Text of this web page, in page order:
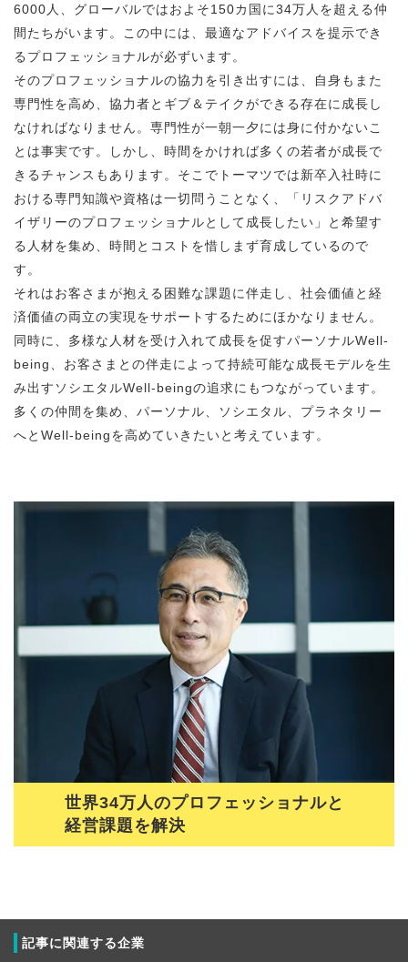
6000人、グローバルではおよそ150カ国に34万人を超える仲
間たちがいます。この中には、最適なアドバイスを提示でき
るプロフェッショナルが必ずいます。
そのプロフェッショナルの協力を引き出すには、自身もまた
専門性を高め、協力者とギブ＆テイクができる存在に成長し
なければなりません。専門性が一朝一夕には身に付かないこ
とは事実です。しかし、時間をかければ多くの若者が成長で
きるチャンスもあります。そこでトーマツでは新卒入社時に
おける専門知識や資格は一切問うことなく、「リスクアドバ
イザリーのプロフェッショナルとして成長したい」と希望す
る人材を集め、時間とコストを惜しまず育成しているので
す。
それはお客さまが抱える困難な課題に伴走し、社会価値と経
済価値の両立の実現をサポートするためにほかなりません。
同時に、多様な人材を受け入れて成長を促すパーソナルWell-
being、お客さまとの伴走によって持続可能な成長モデルを生
み出すソシエタルWell-beingの追求にもつながっています。
多くの仲間を集め、パーソナル、ソシエタル、プラネタリー
へとWell-beingを高めていきたいと考えています。
世界34万人のプロフェッショナルと
経営課題を解決
記事に関連する企業